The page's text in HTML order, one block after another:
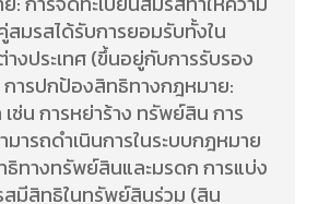
สมรสได้รับการยอมรับทั้งใน
างประเทศ (ขึ้นอยู่กับการรับรอง
การปกป้องสิทธิทางกฎหมาย:
น การหย่าร้าง ทรัพย์สิน การ
มารถดำเนินการในระบบกฎหมาย
ธิทางทรัพย์สินและมรดก การแบ่ง
มีสิทธิในทรัพย์สินร่วม (สิน